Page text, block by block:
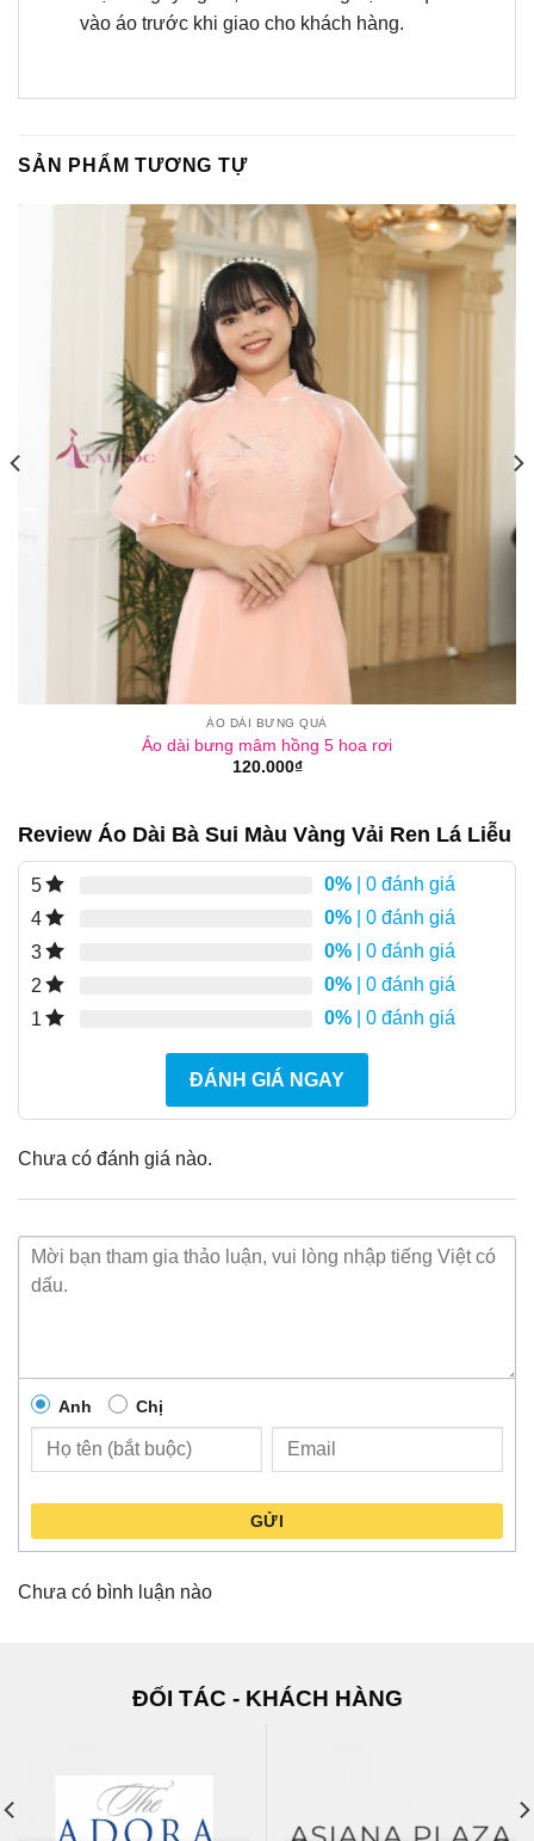
vào áo trước khi giao cho khách hàng.
SẢN PHẨM TƯƠNG TỰ
ÁO DÀI BƯNG QUẢ
Áo dài bưng mâm hồng 5 hoa rơi
120.000₫
Review Áo Dài Bà Sui Màu Vàng Vải Ren Lá Liễu
5 0% | 0 đánh giá
4
0% | 0 đánh giá
3
0% | 0 đánh giá
2
0% | 0 đánh giá
1
0% | 0 đánh giá
ĐÁNH GIÁ NGAY
Chưa có đánh giá nào.
Anh Chị
GỬI
Chưa có bình luận nào
ĐỐI TÁC - KHÁCH HÀNG